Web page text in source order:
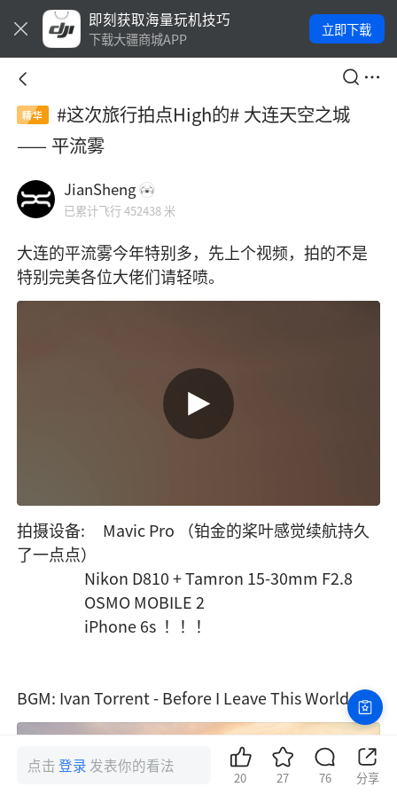
即刻获取海量玩机技巧
下载大疆商城APP
立即下载
精华
#这次旅行拍点High的# 大连天空之城
—— 平流雾
JianSheng
已累计飞行 452438 米
大连的平流雾今年特别多，先上个视频，拍的不是
特别完美各位大佬们请轻喷。
拍摄设备:     Mavic Pro （铂金的桨叶感觉续航持久
了一点点）
BGM: Ivan Torrent - Before I Leave This World
点击登录 发表你的看法
20 27 76 分享